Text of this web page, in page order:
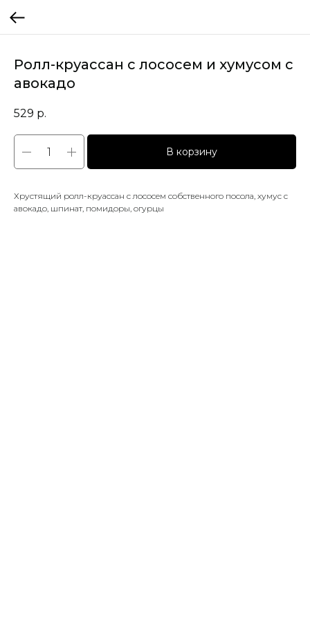
Ролл-круассан с лососем и хумусом с
авокадо
529 р.
В корзину
Хрустящий ролл-круассан с лососем собственного посола, хумус с
авокадо, шпинат, помидоры, огурцы